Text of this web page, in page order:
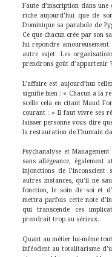
Faute d’inscription dans une
riche aujourd’hui que de
Dominique sa parabole de
Ce que chacun crée par son
lui répondre
autre sujet. Les
prendrons goût d’appartenir ?
L’affaire est aujourd’hui
signifie bien : « Chacun a la
scelle cela en citant Maud
courant : « Il faut vivre ses
laisser personne vous dire
la restauration de l’humain
Psychanalyse et
sans allégeance,
injonctions de
autres instances, qu’il ne
fonction, le soin de soi et
mettra parfois cette note
qui transcende ces
prendrait trop au sérieux.
Quant au métier lui-même
inféodent au totalitarisme